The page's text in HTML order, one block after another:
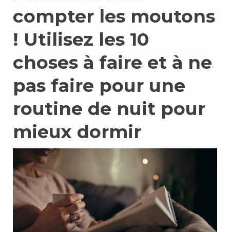
compter les moutons
! Utilisez les 10
choses à faire et à ne
pas faire pour une
routine de nuit pour
mieux dormir